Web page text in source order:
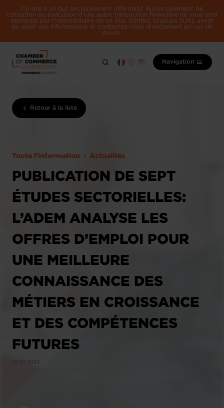
Ce site a un but exclusivement informatif. Aucun paiement de
cotisation ou exécution d'une autre transaction financière ne vous sera
demandé par l'intermédiaire de ce site. Vérifiez toujours l'URL avant
de saisir vos informations et contactez-nous directement en cas de
doute.
Navigation
Retour à la liste
Toute l'information Actualités
PUBLICATION DE SEPT
ÉTUDES SECTORIELLES:
L’ADEM ANALYSE LES
OFFRES D’EMPLOI POUR
UNE MEILLEURE
CONNAISSANCE DES
MÉTIERS EN CROISSANCE
ET DES COMPÉTENCES
FUTURES
20.01.2022